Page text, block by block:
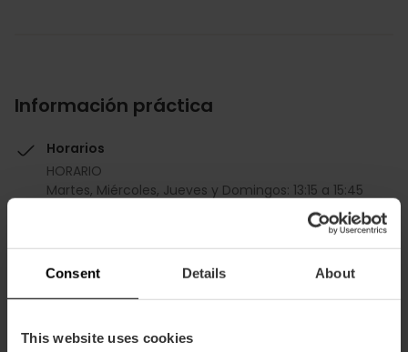
Consent Details About
This website uses cookies
Información práctica
Horarios
HORARIO
Martes, Miércoles, Jueves y Domingos: 13:15 a 15:45
39.00€